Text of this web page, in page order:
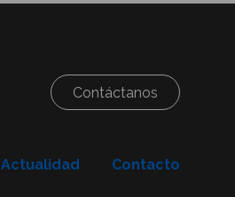
Contáctanos
Actualidad Contacto